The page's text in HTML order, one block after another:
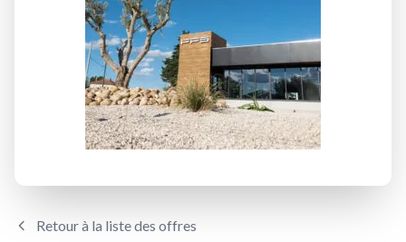
Retour à la liste des offres